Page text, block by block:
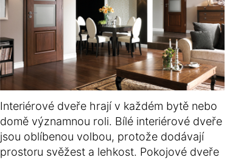
Interiérové dveře hrají v každém bytě nebo
domě významnou roli. Bílé interiérové dveře
jsou oblíbenou volbou, protože dodávají
prostoru svěžest a lehkost. Pokojové dveře